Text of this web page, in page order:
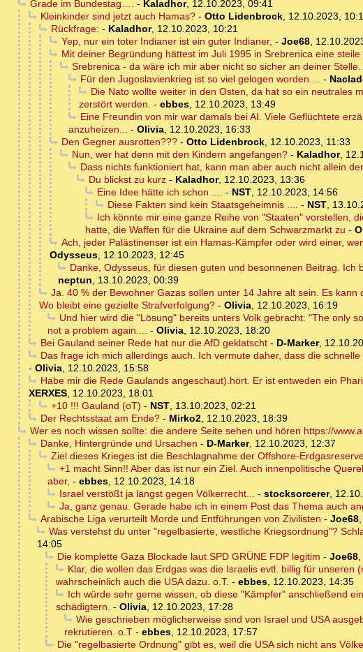
Grade im Bundestag…. - Kaladhor, 12.10.2023, 09:41
Kleinkinder sind jetzt auch Hamas?- Otto Lidenbrock, 12.10.2023,
Rückfrage: - Kaladhor, 12.10.2023, 10:21
Yep, nur ein toter Indianer ist ein guter Indianer, - Joe68,
Mit deiner Begründung hättest im Juli 1995 in Srebrenica eine
Srebrenica - da wäre ich mir aber nicht so sicher an deiner Stelle.
Für den Jugoslavienkrieg ist so viel gelogen worden.... -
Die Nato wollte weiter in den Osten, da hat so ein neutrales
zerstört werden. - ebbes, 12.10.2023, 13:49
Eine Freundin von mir war damals bei AI. Viele Geflüchtete
anzuheizen... - Olivia, 12.10.2023, 16:33
Den Gegner ausrotten???- Otto Lidenbrock, 12.10.2023, 11:33
Nun, wer hat denn mit den Kindern angefangen?- Kaladhor,
Dass nichts funktioniert hat, kann man aber auch nicht allein
Du blickst zu kurz- Kaladhor, 12.10.2023, 13:36
Eine Idee hätte ich schon .... - NST, 12.10.2023, 14:56
Diese Fakten sind kein Staatsgeheimnis .... - NST,
Ich könnte mir eine ganze Reihe von "Staaten" vorstellen,
hatte, die Waffen für die Ukraine auf dem Schwarzmarkt zu -
Ach, jeder Palästinenser ist ein Hamas-Kämpfer oder wird einer,
Odysseus, 12.10.2023, 12:45
Danke, Odysseus, für diesen guten und besonnenen Beitrag.
neptun, 13.10.2023, 00:39
Ja. 40 % der Bewohner Gazas sollen unter 14 Jahre alt sein. Es
Wo bleibt eine gezielte Strafverfolgung? - Olivia, 12.10.2023, 16:19
Und hier wird die "Lösung" bereits unters Volk gebracht: "The only
not a problem again.... - Olivia, 12.10.2023, 18:20
Bei Gauland seiner Rede hat nur die AfD geklatscht- D-Marker,
Das frage ich mich allerdings auch. Ich vermute daher, dass die
- Olivia, 12.10.2023, 15:58
Habe mir die Rede Gaulands angeschaut).hört. Er ist entweden ein
XERXES, 12.10.2023, 18:01
+10 !!! Gauland (oT) - NST, 13.10.2023, 02:21
Der Rechtsstaat am Ende?- Mirko2, 12.10.2023, 18:39
Wer es noch wissen sollte: die andere Seite sehen und hören https://
Danke, Hintergründe und Ursachen - D-Marker, 12.10.2023, 12:37
Ziel dieses Krieges ist die Beschlagnahme der Offshore-
+1 macht Sinn!! Aber das ist nur ein Ziel. Auch innenpolitische
aber, - ebbes, 12.10.2023, 14:18
Israel verstößt ja längst gegen Völkerrecht... - stocksorcerer,
Ja, ganz genau. Gerade habe ich in einem Post das Thema auch
Arabische Liga verurteilt Morde und Entführungen von Zivilisten - Joe68,
Was verstehst du unter "regelbasierte, westliche Kriegsordnung"?
14:05
Die komplette Gaza Blockade laut SPD GRÜNE FDP legitim - Joe68,
Klar, die wollen das Erdgas was die Israelis evtl. billig für
wahrscheinlich auch die USA dazu. o.T. - ebbes, 12.10.2023, 14:35
Ich würde sehr gerne wissen, ob diese "Kämpfer" anschließend
schädigtern. - Olivia, 12.10.2023, 17:28
Wie geschrieben möglicherweise sind von Israel und USA
rekrutieren. o.T - ebbes, 12.10.2023, 17:57
Die "regelbasierte Ordnung" gibt es, weil die USA sich nicht ans